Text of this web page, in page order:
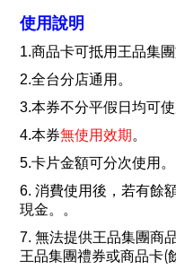
使用說明
1.商品卡可抵用王品集
2.全台分店通用。
3.本券不分平假日均可使
4.本券無使用效期 。
5.卡片金額可分次使用。
6. 消費使用後，若有餘
現金。。
7. 無法提供王品集團商
王品集團禮券或商品卡(